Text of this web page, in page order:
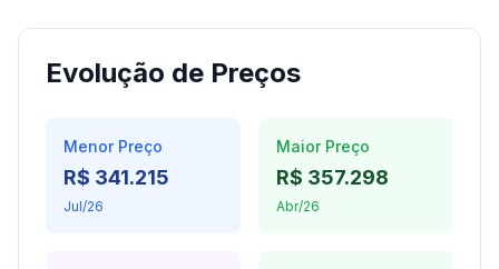
Evolução de Preços
Menor Preço
R$ 341.215
Jul/26
Maior Preço
R$ 357.298
Abr/26